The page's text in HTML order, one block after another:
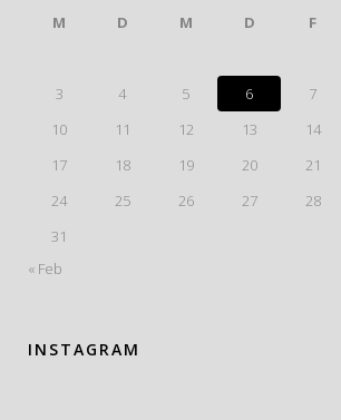
M D M D F
3
4 5 6 7
10
11 12 13 14
17
18 19 20 21
24
25 26 27 28
31
« Feb
INSTAGRAM